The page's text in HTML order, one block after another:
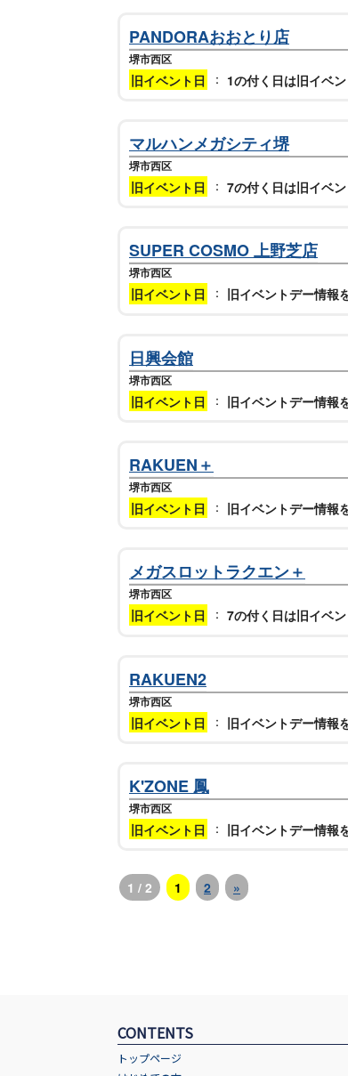
PANDORAおおとり店
堺市西区
旧イベント日 ： 1の付く日は旧イベ
マルハンメガシティ堺
堺市西区
旧イベント日 ： 7の付く日は旧イベ
SUPER COSMO 上野芝店
堺市西区
旧イベント日 ： 旧イベントデー情報
日興会館
堺市西区
旧イベント日 ： 旧イベントデー情報
RAKUEN＋
堺市西区
旧イベント日 ： 旧イベントデー情報
メガスロットラクエン＋
堺市西区
旧イベント日 ： 7の付く日は旧イベ
RAKUEN2
堺市西区
旧イベント日 ： 旧イベントデー情報
K'ZONE 鳳
堺市西区
旧イベント日 ： 旧イベントデー情報
1 / 2 1 2 »
CONTENTS
トップページ